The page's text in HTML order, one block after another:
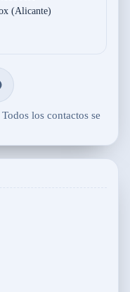
(Alicante)
los contactos se